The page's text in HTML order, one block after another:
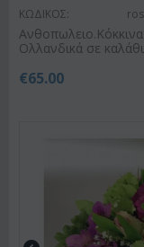
ΚΩΔΙΚΟΣ:
Ολλανδικά σε
€65.00